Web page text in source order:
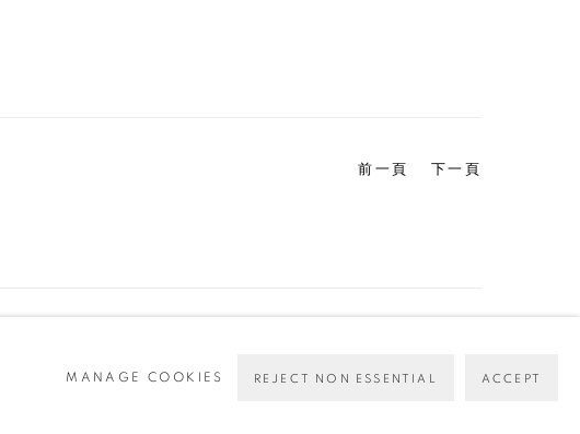
前一頁 下一頁
MANAGE COOKIES REJECT NON ESSENTIAL ACCEPT